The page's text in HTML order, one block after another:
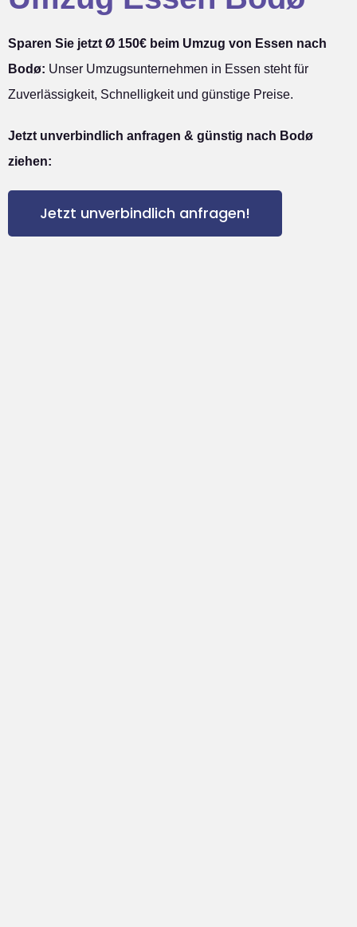
Sparen Sie jetzt Ø 150€ beim Umzug von Essen nach
Bodø: Unser Umzugsunternehmen in Essen steht für
Zuverlässigkeit, Schnelligkeit und günstige Preise.
Jetzt unverbindlich anfragen & günstig nach Bodø
ziehen:
Jetzt unverbindlich anfragen!